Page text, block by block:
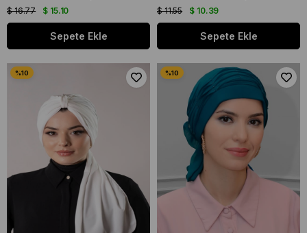
$ 15.10
$ 16.77
Sepete Ekle
$ 10.39
$ 11.55
Sepete Ekle